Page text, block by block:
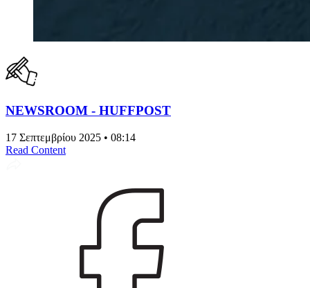
NEWSROOM - HUFFPOST
17 Σεπτεμβρίου 2025 • 08:14
Read Content